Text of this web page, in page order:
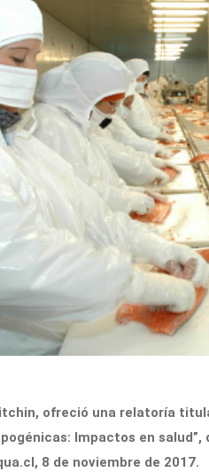
ofreció una relatoría
Impactos en
8 de noviembre de 2017.